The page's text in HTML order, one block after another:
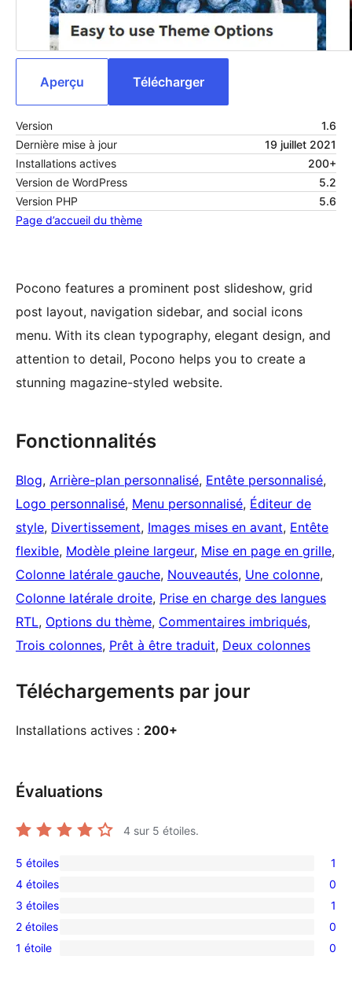
Aperçu Télécharger
Version
1.6
Dernière mise à jour
19 juillet 2021
Installations actives
200+
Version de WordPress
5.2
Version PHP
5.6
Page d’accueil du thème
Pocono features a prominent post slideshow, grid
post layout, navigation sidebar, and social icons
menu. With its clean typography, elegant design, and
attention to detail, Pocono helps you to create a
stunning magazine-styled website.
Fonctionnalités
Blog, Arrière-plan personnalisé, Entête personnalisé
Logo personnalisé, Menu personnalisé, Éditeur de
style, Divertissement, Images mises en avant, Entête
flexible, Modèle pleine largeur, Mise en page en grille
Colonne latérale gauche, Nouveautés, Une colonne
Colonne latérale droite, Prise en charge des langues
RTL, Options du thème, Commentaires imbriqués
Trois colonnes, Prêt à être traduit, Deux colonnes
Téléchargements par jour
Installations actives : 200+
Évaluations
4 sur 5 étoiles.
1
avis
à
5
étoile
5 étoiles 1
0
avis
à
4
4 étoiles 0
1
avis
à
3 étoiles 1
0
avis
2 étoiles 0
0
1 étoile 0